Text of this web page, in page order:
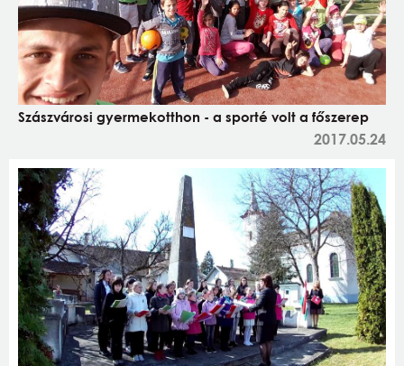
Szászvárosi gyermekotthon - a sporté volt a főszerep
2017.05.24